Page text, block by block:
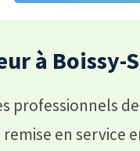
à
de
en service